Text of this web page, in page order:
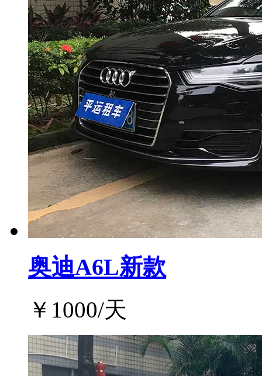
奥迪A6L新款
￥ 1000/天